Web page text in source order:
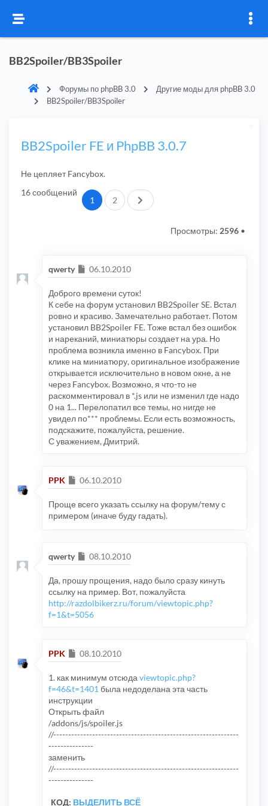
BB2Spoiler/BB3Spoiler
Форумы по phpBB 3.0
Другие моды для phpBB 3.0
BB2Spoiler/BB3Spoiler
BB2Spoiler FE и PhpBB 3.0.7
Не цепляет Fancybox.
16 сообщений
1 2 След.
Просмотры: 2596 •
qwerty Сообщение
06.10.2010
Доброго времени суток!
К себе на форум установил BB2Spoiler SE. Встал
ровно и красиво. Замечательно работает. Потом
установил BB2Spoiler FE. Тоже встал без ошибок
и нареканий, миниатюры создает на ура. Но
проблема возникла именно в Fancybox. При
клике на миниатюру, оригинальное изображение
открывается исключительно в новом окне, а не
через Fancybox. Возможно, я что-то не
раскомментировал в *.js или не изменил где надо
0 на 1... Перелопатил все темы, но нигде не
увидел по*** проблемы. Если есть возможность,
подскажите, пожалуйста, решение.
С уважением, Дмитрий.
PPK Сообщение
06.10.2010
Проще всего указать ссылку на форум/тему с
примером (иначе буду гадать).
qwerty Сообщение
08.10.2010
Да, прошу прощения, надо было сразу кинуть
ссылку на пример. Вот, пожалуйста
http://razdolbikerz.ru/forum/viewtopic.php?
f=1&t=5056
PPK Сообщение
08.10.2010
1. как минимум отсюда viewtopic.php?
f=46&t=1401 была недоделана эта часть
инструкции
Открыть файл
/addons/js/spoiler.js
//--------------------------------------------------------------
---------------
заменить
//--------------------------------------------------------------
---------------
КОД: ВЫДЕЛИТЬ ВСЁ